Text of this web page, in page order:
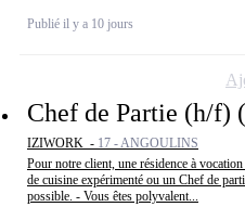
Publié il y a 10 jours
Chef de Partie (h/f)
IZIWORK - 17 - ANGOULINS
Pour notre client, une résidence à
de cuisine expérimenté ou un Chef de
possible. - Vous êtes polyvalent...